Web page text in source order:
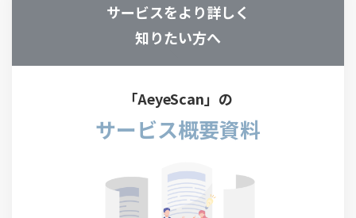
サービスをより詳しく
知りたい方へ
「AeyeScan」の
サービス概要資料